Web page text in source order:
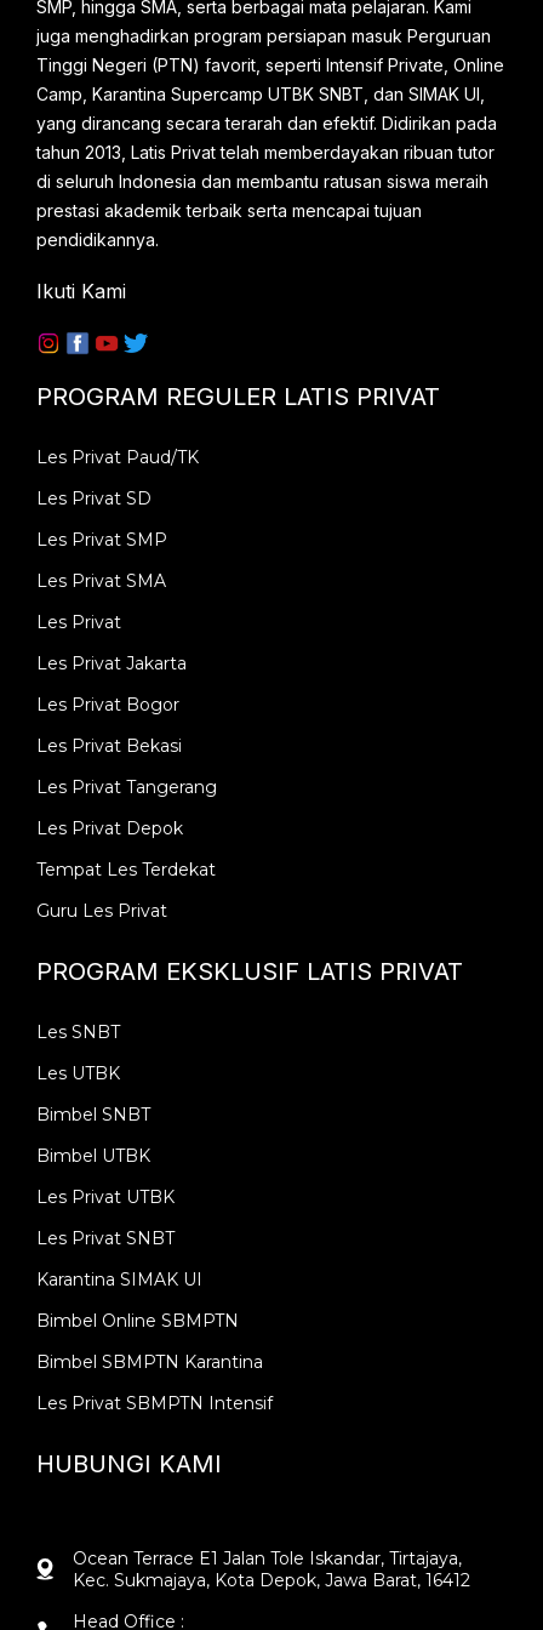
SMP, hingga SMA, serta berbagai mata pelajaran. Kami
juga menghadirkan program persiapan masuk Perguruan
Tinggi Negeri (PTN) favorit, seperti Intensif Private, Online
Camp, Karantina Supercamp UTBK SNBT, dan SIMAK UI,
yang dirancang secara terarah dan efektif. Didirikan pada
tahun 2013, Latis Privat telah memberdayakan ribuan tutor
di seluruh Indonesia dan membantu ratusan siswa meraih
prestasi akademik terbaik serta mencapai tujuan
pendidikannya.
Ikuti Kami
PROGRAM REGULER LATIS PRIVAT
Les Privat Paud/TK
Les Privat SD
Les Privat SMP
Les Privat SMA
Les Privat
Les Privat Jakarta
Les Privat Bogor
Les Privat Bekasi
Les Privat Tangerang
Les Privat Depok
Tempat Les Terdekat
Guru Les Privat
PROGRAM EKSKLUSIF LATIS PRIVAT
Les SNBT
Les UTBK
Bimbel SNBT
Bimbel UTBK
Les Privat UTBK
Les Privat SNBT
Karantina SIMAK UI
Bimbel Online SBMPTN
Bimbel SBMPTN Karantina
Les Privat SBMPTN Intensif
HUBUNGI KAMI
Ocean Terrace E1 Jalan Tole Iskandar, Tirtajaya,
Kec. Sukmajaya, Kota Depok, Jawa Barat, 16412
Head Office :